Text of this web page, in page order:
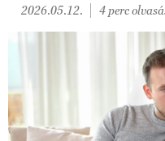
2026.05.12. 4 perc